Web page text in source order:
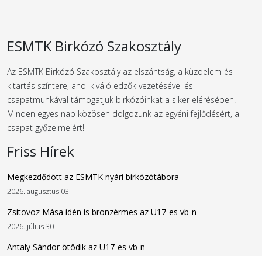
ESMTK Birkózó Szakosztály
Az ESMTK Birkózó Szakosztály az elszántság, a küzdelem és
kitartás színtere, ahol kiváló edzők vezetésével és
csapatmunkával támogatjuk birkózóinkat a siker elérésében.
Minden egyes nap közösen dolgozunk az egyéni fejlődésért, a
csapat győzelmeiért!
Friss Hírek
Megkezdődött az ESMTK nyári birkózótábora
2026. augusztus 03
Zsitovoz Mása idén is bronzérmes az U17-es vb-n
2026. július 30
Antaly Sándor ötödik az U17-es vb-n